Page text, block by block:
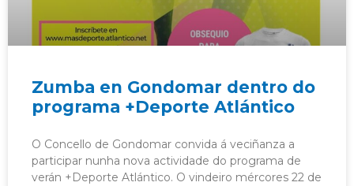
Zumba en Gondomar dentro do
programa +Deporte Atlántico
O Concello de Gondomar convida á veciñanza a
participar nunha nova actividade do programa de
verán +Deporte Atlántico. O vindeiro mércores 22 de